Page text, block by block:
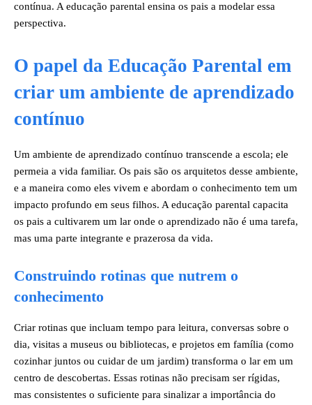
contínua. A educação parental ensina os pais a modelar essa
perspectiva.
O papel da Educação Parental em
criar um ambiente de aprendizado
contínuo
Um ambiente de aprendizado contínuo transcende a escola; ele
permeia a vida familiar. Os pais são os arquitetos desse ambiente,
e a maneira como eles vivem e abordam o conhecimento tem um
impacto profundo em seus filhos. A educação parental capacita
os pais a cultivarem um lar onde o aprendizado não é uma tarefa,
mas uma parte integrante e prazerosa da vida.
Construindo rotinas que nutrem o
conhecimento
Criar rotinas que incluam tempo para leitura, conversas sobre o
dia, visitas a museus ou bibliotecas, e projetos em família (como
cozinhar juntos ou cuidar de um jardim) transforma o lar em um
centro de descobertas. Essas rotinas não precisam ser rígidas,
mas consistentes o suficiente para sinalizar a importância do